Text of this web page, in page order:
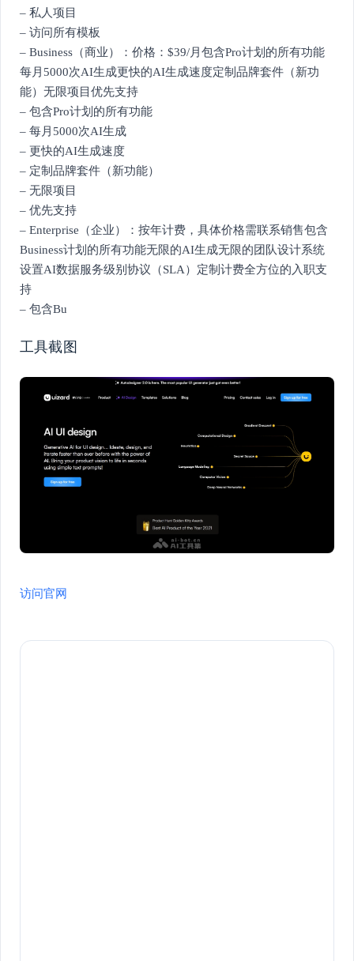
– 私人项目
– 访问所有模板
– Business（商业）：价格：$39/月包含Pro计划的所有功能
每月5000次AI生成更快的AI生成速度定制品牌套件（新功
能）无限项目优先支持
– 包含Pro计划的所有功能
– 每月5000次AI生成
– 更快的AI生成速度
– 定制品牌套件（新功能）
– 无限项目
– 优先支持
– Enterprise（企业）：按年计费，具体价格需联系销售包含
Business计划的所有功能无限的AI生成无限的团队设计系统
设置AI数据服务级别协议（SLA）定制计费全方位的入职支
持
– 包含Bu
工具截图
访问官网